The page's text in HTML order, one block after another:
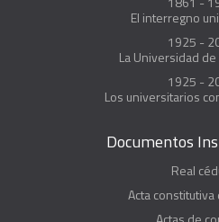
El interregno
1925 -
La Universidad de
1925 -
Los universitarios
Documentos
Real
Acta constitutiva